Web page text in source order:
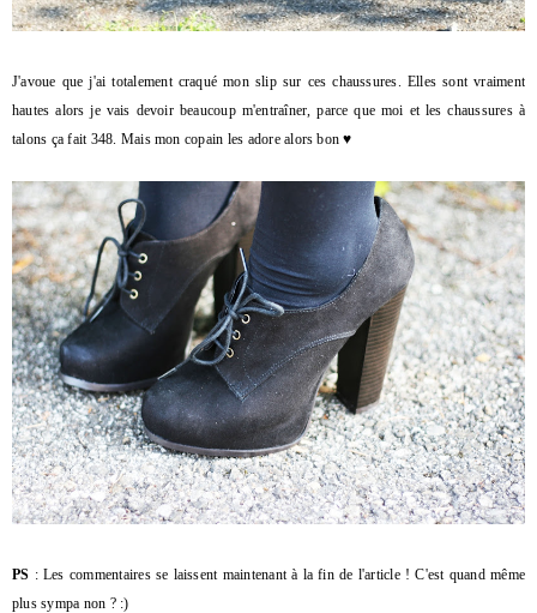
J'avoue que j'ai totalement craqué mon slip sur ces chaussures. Elles sont vraiment
hautes alors je vais devoir beaucoup m'entraîner, parce que moi et les chaussures à
talons ça fait 348. Mais mon copain les adore alors bon♥
PS : Les commentaires se laissent maintenant à la fin de l'article ! C'est quand même
plus sympa non ? :)